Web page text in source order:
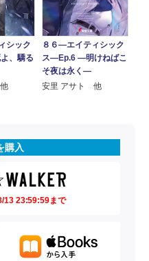
シック
、驕る
８６―エイティシック
ス―Ep.6 ―明けねばこ
そ夜は永く―
安里 アサト 他
購入
13 23:59:59まで